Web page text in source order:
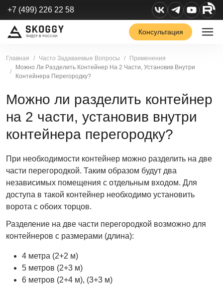
+7 (499) 226 22 58
Консультация
Главная Часто Задаваемые Вопросы
Применения
Можно Ли Разделить Контейнер На 2 Части, Установив Внутри
Контейнера Перегородку?
Можно ли разделить контейнер
на 2 части, установив внутри
контейнера перегородку?
При необходимости контейнер можно разделить на две
части перегородкой. Таким образом будут два
независимых помещения с отдельным входом. Для
доступа в такой контейнер необходимо установить
ворота с обоих торцов.
Разделение на две части перегородкой возможно для
контейнеров с размерами (длина):
4 метра (2+2 м)
5 метров (2+3 м)
6 метров (2+4 м), (3+3 м)